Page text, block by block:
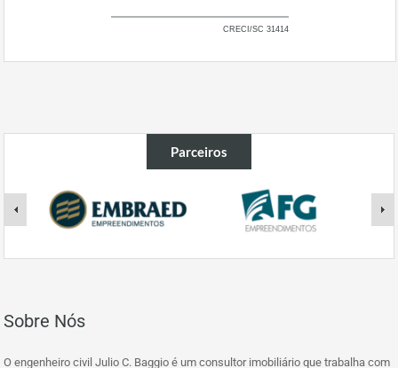
CRECI/SC 31414
Parceiros
Sobre Nós
O engenheiro civil Julio C. Baggio é um consultor imobiliário que trabalha com